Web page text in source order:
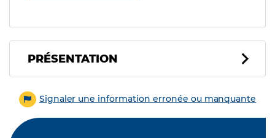
PRÉSENTATION
Signaler une information erronée ou manquante